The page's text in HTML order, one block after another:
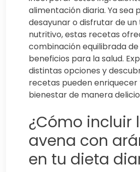
alimentación diaria. Ya sea
desayunar o disfrutar de
nutritivo, estas recetas
combinación equilibrada
beneficios para la salud.
distintas opciones y
recetas pueden
bienestar de manera
¿Cómo incluir
avena con
en tu dieta